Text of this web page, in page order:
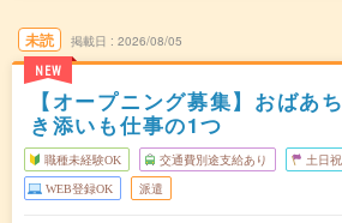
未読
NEW
掲載日 2026/08/05
【オープニング募集】おばあ
き添いも仕事の1つ
職種未経験OK 交通費別途支給あり 土日
WEB登録OK 派遣